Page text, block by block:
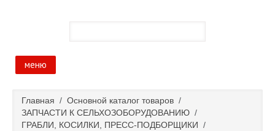
меню
Основной каталог товаров
Главная / Основной каталог товаров /
ЗАПЧАСТИ К СЕЛЬХОЗОБОРУДОВАНИЮ /
ГРАБЛИ, КОСИЛКИ, ПРЕСС-ПОДБОРЩИКИ /